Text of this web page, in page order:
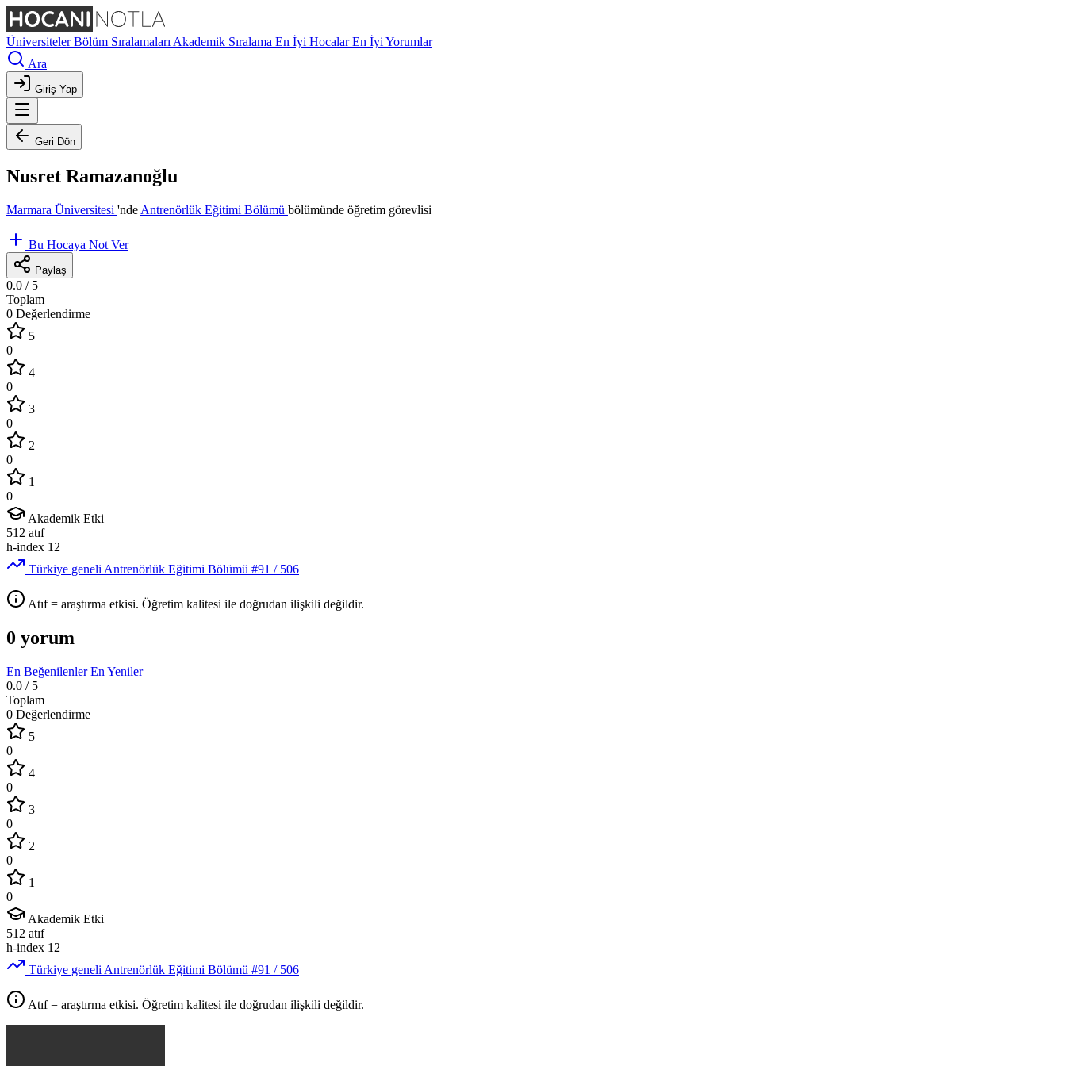
ÜniversitelerBölüm Sıralamaları Akademik Sıralama En İyi HocalarEn İyi Yorumlar
Ara
Giriş Yap
Geri Dön
Nusret Ramazanoğlu
Marmara Üniversitesi 'nde Antrenörlük Eğitimi Bölümü bölümünde öğretim görevlisi
Bu Hocaya Not Ver
Paylaş
0.0 / 5
Toplam
0 Değerlendirme
5
0
4
0
3
0
2
0
1
0
Akademik Etki
512 atıf
h-index 12
Türkiye geneli Antrenörlük Eğitimi Bölümü #91 / 506
Atıf = araştırma etkisi. Öğretim kalitesi ile doğrudan ilişkili değildir.
0 yorum
En BeğenilenlerEn Yeniler
0.0 / 5
Toplam
0 Değerlendirme
5
0
4
0
3
0
2
0
1
0
Akademik Etki
512 atıf
h-index 12
Türkiye geneli Antrenörlük Eğitimi Bölümü #91 / 506
Atıf = araştırma etkisi. Öğretim kalitesi ile doğrudan ilişkili değildir.